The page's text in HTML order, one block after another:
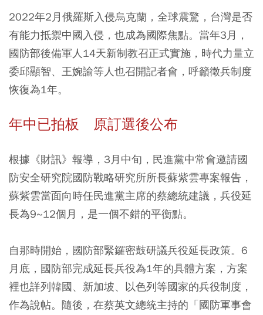
2022年2月俄羅斯入侵烏克蘭，全球震驚，台灣是否
有能力抵禦中國入侵，也成為國際焦點。當年3月，
國防部後備軍人14天新制教召正式實施，時代力量立
委邱顯智、王婉諭等人也召開記者會，呼籲徵兵制度
恢復為1年。
年中已拍板 原訂選後公布
根據《財訊》報導，3月中旬，民進黨中常會邀請國
防安全研究院國防戰略研究所所長蘇紫雲專案報告，
蘇紫雲當面向時任民進黨主席的蔡總統建議，兵役延
長為9~12個月，是一個不錯的平衡點。
自那時開始，國防部緊鑼密鼓研議兵役延長政策。6
月底，國防部完成延長兵役為1年的具體方案，方案
裡也詳列韓國、新加坡、以色列等國家的兵役制度，
作為說帖。隨後，在蔡英文總統主持的「國防軍事會